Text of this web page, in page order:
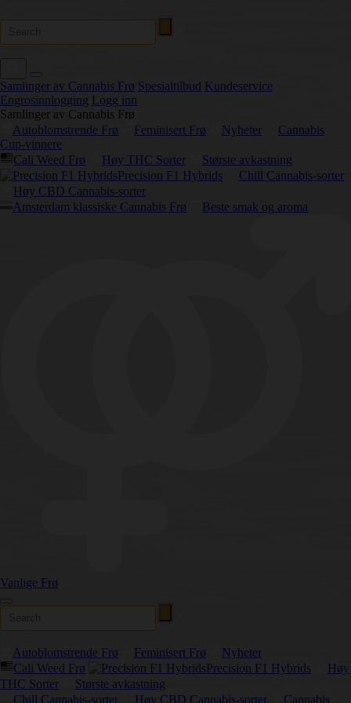
Samlinger av Cannabis Frø Spesialtilbud Kundeservice
Engrosinnlogging Logg inn
Samlinger av Cannabis Frø
Autoblomstrende Frø
Feminisert Frø Nyheter
Cannabis
Cup-vinnere
Cali Weed Frø
Høy THC Sorter
Største avkastning
Precision F1 Hybrids
Chill Cannabis-sorter
Høy CBD Cannabis-sorter
Amsterdam klassiske Cannabis Frø
Beste smak og aroma
Vanlige Frø
Autoblomstrende Frø Feminisert Frø
Nyheter
Cali Weed Frø
Precision F1 Hybrids
Høy
THC Sorter
Største avkastning
Chill Cannabis-sorter
Høy CBD Cannabis-sorter Cannabis